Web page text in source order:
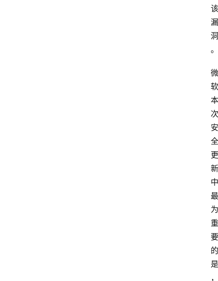
该
漏
洞
。
微
软
本
次
安
全
更
新
中
最
为
重
要
的
是
，